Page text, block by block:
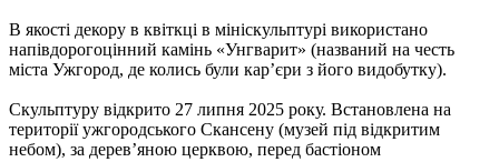
В якості декору в квіткці в мініскульптурі використано
напівдорогоцінний камінь «Унгварит» (названий на честь
міста Ужгород, де колись були кар’єри з його видобутку).
Скульптуру відкрито 27 липня 2025 року. Встановлена на
території ужгородського Скансену (музей під відкритим
небом), за дерев’яною церквою, перед бастіоном